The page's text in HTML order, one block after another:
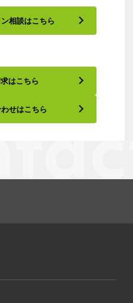
相談はこちら
はこちら
せはこちら